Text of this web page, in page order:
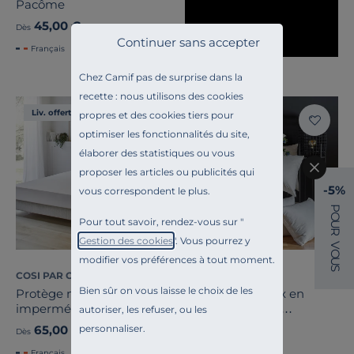
Chez Camif pas de surprise dans la
recette : nous utilisons des cookies
propres et des cookies tiers pour
optimiser les fonctionnalités du site,
élaborer des statistiques ou vous
proposer les articles ou publicités qui
vous correspondent le plus.
Pour tout savoir, rendez-vous sur "
Gestion des cookies". Vous pourrez y
modifier vos préférences à tout moment.
Bien sûr on vous laisse le choix de les
autoriser, les refuser, ou les
personnaliser.
Continuer sans accepter
Pacôme
Dès 45,00 €
Français
Liv. offerte
COSI PAR CAMIF
Protège matelas
imperméable bonnet 40
cm Fernand
Dès 65,00 €
Liv. offerte
Oreiller moelleux en
duvet et percale
-5%
P
O
U
R
V
O
U
S